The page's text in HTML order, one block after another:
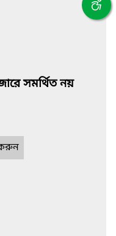
সমর্থিত নয়